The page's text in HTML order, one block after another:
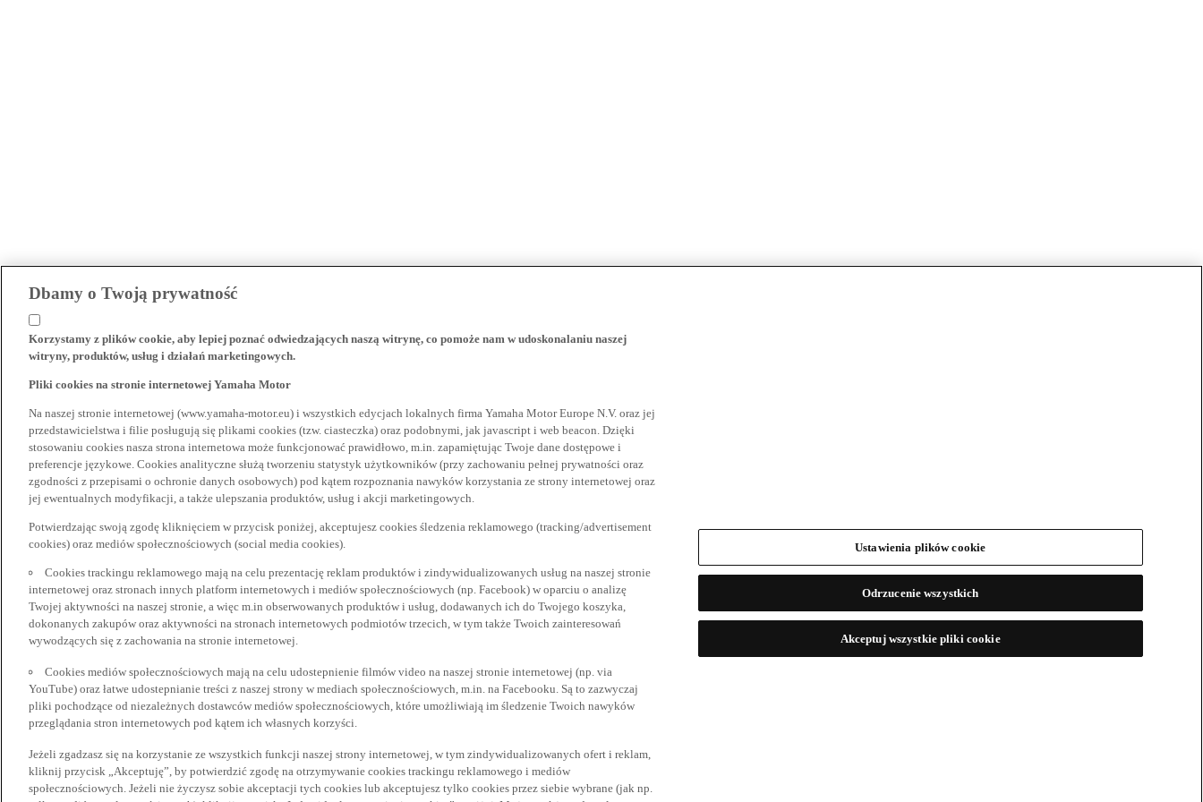
Dbamy o Twoją prywatność
Korzystamy z plików cookie, aby lepiej poznać odwiedzających naszą witrynę, co pomoże nam w udoskonalaniu naszej
witryny, produktów, usług i działań marketingowych.
Pliki cookies na stronie internetowej Yamaha Motor
Na naszej stronie internetowej (www.yamaha-motor.eu) i wszystkich edycjach lokalnych firma Yamaha Motor Europe N.V. oraz jej
przedstawicielstwa i filie posługują się plikami cookies (tzw. ciasteczka) oraz podobnymi, jak javascript i web beacon. Dzięki
stosowaniu cookies nasza strona internetowa może funkcjonować prawidłowo, m.in. zapamiętując Twoje dane dostępowe i
preferencje językowe. Cookies analityczne służą tworzeniu statystyk użytkowników (przy zachowaniu pełnej prywatności oraz
zgodności z przepisami o ochronie danych osobowych) pod kątem rozpoznania nawyków korzystania ze strony internetowej oraz
jej ewentualnych modyfikacji, a także ulepszania produktów, usług i akcji marketingowych.
Potwierdzając swoją zgodę kliknięciem w przycisk poniżej, akceptujesz cookies śledzenia reklamowego (tracking/advertisement
cookies) oraz mediów społecznościowych (social media cookies).
Cookies trackingu reklamowego mają na celu prezentację reklam produktów i zindywidualizowanych usług na naszej stronie
internetowej oraz stronach innych platform internetowych i mediów społecznościowych (np. Facebook) w oparciu o analizę
Twojej aktywności na naszej stronie, a więc m.in obserwowanych produktów i usług, dodawanych ich do Twojego koszyka,
dokonanych zakupów oraz aktywności na stronach internetowych podmiotów trzecich, w tym także Twoich zainteresowań
wywodzących się z zachowania na stronie internetowej.
Cookies mediów społecznościowych mają na celu udostepnienie filmów video na naszej stronie internetowej (np. via
YouTube) oraz łatwe udostepnianie treści z naszej strony w mediach społecznościowych, m.in. na Facebooku. Są to zazwyczaj
pliki pochodzące od niezależnych dostawców mediów społecznościowych, które umożliwiają im śledzenie Twoich nawyków
przeglądania stron internetowych pod kątem ich własnych korzyści.
Jeżeli zgadzasz się na korzystanie ze wszystkich funkcji naszej strony internetowej, w tym zindywidualizowanych ofert i reklam,
kliknij przycisk „Akceptuję”, by potwierdzić zgodę na otrzymywanie cookies trackingu reklamowego i mediów
społecznościowych. Jeżeli nie życzysz sobie akceptacji tych cookies lub akceptujesz tylko cookies przez siebie wybrane (jak np.
Ustawienia plików cookie
Odrzucenie wszystkich
Akceptuj wszystkie pliki cookie